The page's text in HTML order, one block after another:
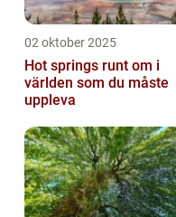
02 oktober 2025
Hot springs runt om i
världen som du måste
uppleva